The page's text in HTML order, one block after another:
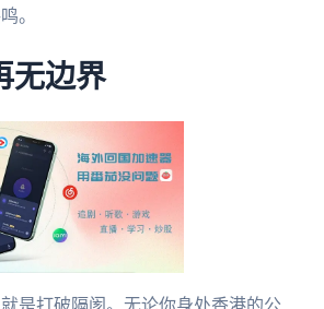
。
无边界
是打破隔阂。无论你身处香港的公